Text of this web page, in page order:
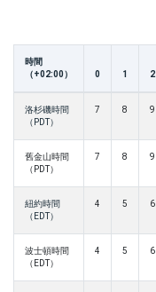
時間
（+02:00）
0 1 2
洛杉磯時間
（PDT）
7 8 9
舊金山時間
（PDT）
7 8 9
紐約時間
（EDT）
4 5 6
波士頓時間
（EDT）
4 5 6